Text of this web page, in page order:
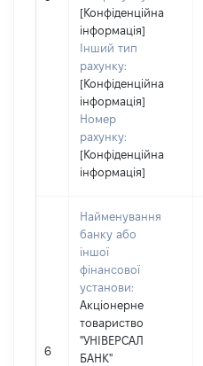
[Конфіденційна
інформація]
Інший тип
рахунку:
[Конфіденційна
інформація]
Номер
рахунку:
[Конфіденційна
інформація]
6
Найменування
банку або
іншої
фінансової
установи:
Акціонерне
товариство
"УНІВЕРСАЛ
БАНК"